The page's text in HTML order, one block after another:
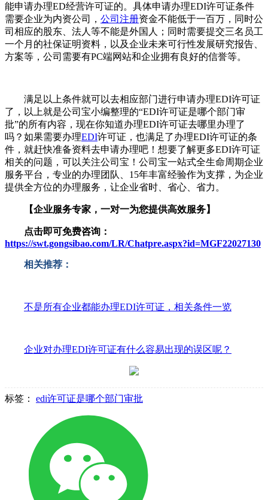
能申请办理ED经营许可证的。具体申请办理EDI许可证条件
需要企业为内资公司， 公司注册资金不能低于一百万，同时公
司相应的股东、法人等不能是外国人；同时需要提交三名员工
一个月的社保证明资料，以及企业未来可行性发展研究报告、
方案等，公司需要有PC端网站和企业拥有良好的信誉等。
满足以上条件就可以去相应部门进行申请办理EDI许可证
了，以上就是公司宝小编整理的“EDI许可证是哪个部门审
批”的所有内容，现在你知道办理EDI许可证去哪里办理了
吗？如果需要办理EDI许可证，也满足了办理EDI许可证的条
件，就赶快准备资料去申请办理吧！想要了解更多EDI许可证
相关的问题，可以关注公司宝！公司宝一站式全生命周期企业
服务平台，专业的办理团队、15年丰富经验作为支撑，为企业
提供全方位的办理服务，让企业省时、省心、省力。
【企业服务专家，一对一为您提供高效服务】
点击即可免费咨询：
https://swt.gongsibao.com/LR/Chatpre.aspx?id=MGF22027130
相关推荐：
不是所有企业都能办理EDI许可证，相关条件一览
企业对办理EDI许可证有什么容易出现的误区呢？
标签： edi许可证是哪个部门审批